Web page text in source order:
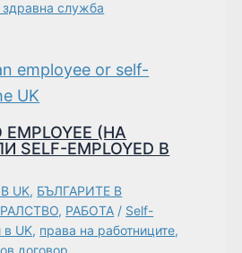
служба
(НА
EMPLOYED В
UK, БЪЛГАРИТЕ В
, РАБОТА / Self-
в UK, права на работниците,
договор